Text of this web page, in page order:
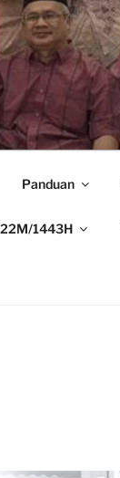
Panduan
1443H